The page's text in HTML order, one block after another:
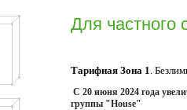
Для частного
Тарифная Зона 1.
С 20 июня 2024 года
группы "House"